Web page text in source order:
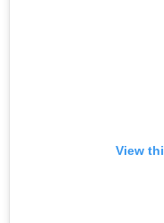
View